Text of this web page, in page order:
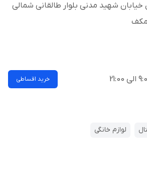
خیابان شهید مدنی بلوار طالقانی شمالی
خرید اقساطی
لوازم خانگی